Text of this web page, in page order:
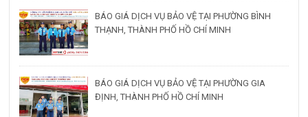
BÁO GIÁ DỊCH VỤ BẢO VỆ TẠI PHƯỜNG BÌNH
THẠNH, THÀNH PHỐ HỒ CHÍ MINH
BÁO GIÁ DỊCH VỤ BẢO VỆ TẠI PHƯỜNG GIA
ĐỊNH, THÀNH PHỐ HỒ CHÍ MINH